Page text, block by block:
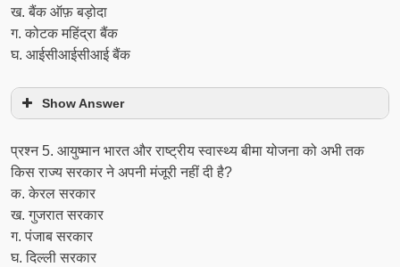
ख. बैंक ऑफ़ बड़ोदा
ग. कोटक महिंद्रा बैंक
घ. आईसीआईसीआई बैंक
Show Answer
प्रश्‍न 5. आयुष्मान भारत और राष्ट्रीय स्वास्थ्य बीमा योजना को अभी तक
किस राज्य सरकार ने अपनी मंजूरी नहीं दी है?
क. केरल सरकार
ख. गुजरात सरकार
ग. पंजाब सरकार
घ. दिल्ली सरकार